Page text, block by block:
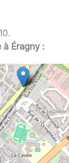
Éragny :